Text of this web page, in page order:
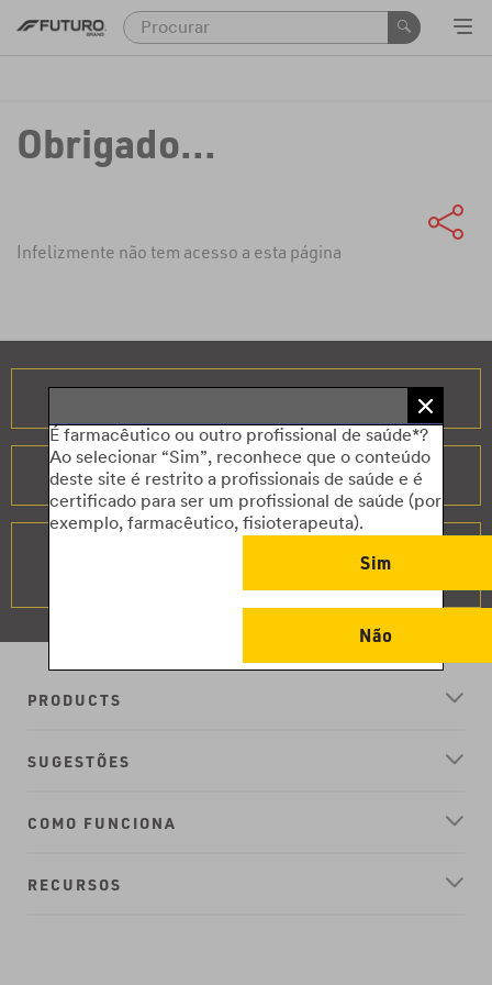
É farmacêutico ou outro profissional de saúde*?
Ao selecionar “Sim”, reconhece que o conteúdo
deste site é restrito a profissionais de saúde e é
certificado para ser um profissional de saúde (por
exemplo, farmacêutico, fisioterapeuta).
Sim
Não
Obrigado...
Infelizmente não tem acesso a esta página
CONTACTE-NOS
CONTACTE-NOS POR TELEFONE +351 21 027
PRODUCTS
SUGESTÕES
COMO FUNCIONA
RECURSOS